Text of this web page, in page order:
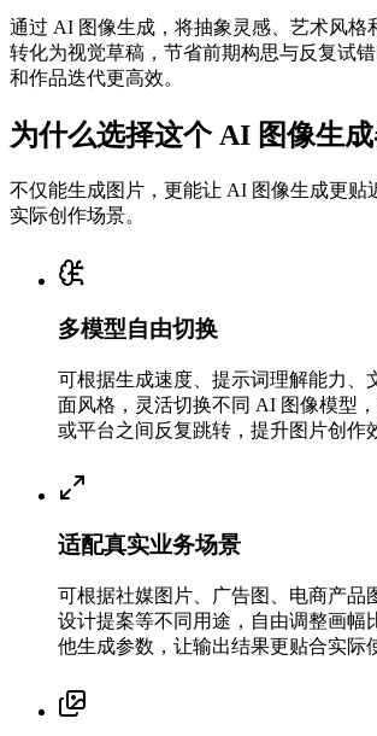
通过 AI 图像生成，将抽象灵感、艺术风格
转化为视觉草稿，节省前期构思与反复试
和作品迭代更高效。
为什么选择这个 AI 图像生成
不仅能生成图片，更能让 AI 图像生成更贴
实际创作场景。
多模型自由切换
可根据生成速度、提示词理解能力、
面风格，灵活切换不同 AI 图像模型
或平台之间反复跳转，提升图片创作
适配真实业务场景
可根据社媒图片、广告图、电商产品
设计提案等不同用途，自由调整画幅
他生成参数，让输出结果更贴合实际